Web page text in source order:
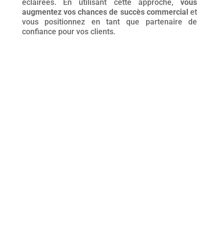
éclairées. En utilisant cette approche,vous
augmentez vos chances de succès commercialet
vous positionnez en tant que partenaire de
confiance pour vos clients.